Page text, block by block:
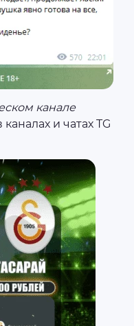
канале
и чатах TG